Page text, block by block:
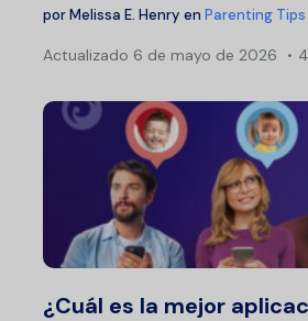
porMelissa E. Henry en Parenting Tips
Actualizado 6 de mayo de 2026
¿Cuál es la mejor